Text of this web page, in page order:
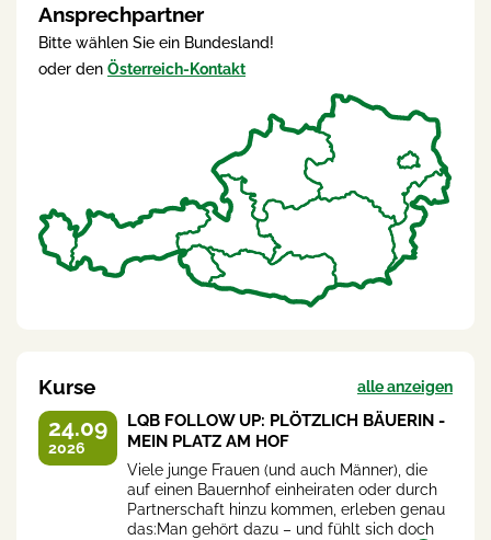
Ansprechpartner
Bitte wählen Sie ein Bundesland!
oder den Österreich-Kontakt
Kurse alle anzeigen
24.09
2026
LQB FOLLOW UP: PLÖTZLICH BÄUERIN -
MEIN PLATZ AM HOF
Viele junge Frauen (und auch Männer), die
auf einen Bauernhof einheiraten oder durch
Partnerschaft hinzu kommen, erleben genau
das:Man gehört dazu – und fühlt sich doch